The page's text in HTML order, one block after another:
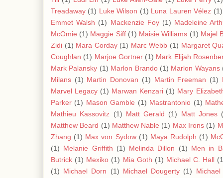
Treadaway (1) Luke Wilson (1) Luna Lauren Vélez (1)
Emmet Walsh (1) Mackenzie Foy (1) Madeleine
McOmie (1) Maggie Siff (1) Maisie Williams (1) Majel
Zidi (1) Mara Corday (1) Marc Webb (1) Margaret
Coughlan (1) Marjoe Gortner (1) Mark Elijah
Mark Palansky (1) Marlon Brando (1) Marlon Wayans
Milans (1) Martin Donovan (1) Martin Freeman (1)
Marvel Legacy (1) Marwan Kenzari (1) Mary
Parker (1) Mason Gamble (1) Mastrantonio (1)
Mathieu Kassovitz (1) Matt Gerald (1) Matt Jones
Matthew Beard (1) Matthew Nable (1) Max Irons (1)
Zhang (1) Max von Sydow (1) Maya Rudolph (1)
(1) Melanie Griffith (1) Melinda Dillon (1) Men in
Butrick (1) Mexiko (1) Mia Goth (1) Michael C. Hall
(1) Michael Dorn (1) Michael Dougerty (1)